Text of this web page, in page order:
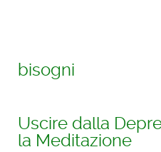
bisogni
Uscire dalla
la Meditazione